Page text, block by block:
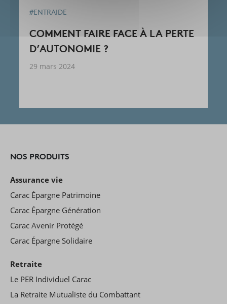
#ENTRAIDE
COMMENT FAIRE FACE À LA PERTE
D’AUTONOMIE ?
29 mars 2024
NOS PRODUITS
Assurance vie
Carac Épargne Patrimoine
Carac Épargne Génération
Carac Avenir Protégé
Carac Épargne Solidaire
Retraite
Le PER Individuel Carac
La Retraite Mutualiste du Combattant